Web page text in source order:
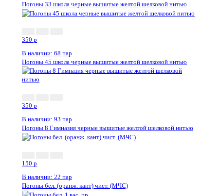
Погоны 33 школа черные вышитые желтой шелковой нитью
350 p
В наличии: 68 пар
Погоны 45 школа черные вышитые желтой шелковой нитью
350 p
В наличии: 93 пар
Погоны 8 Гимназия черные вышитые желтой шелковой нитью
150 p
В наличии: 22 пар
Погоны бел. (оранж. кант) чист. (МЧС)